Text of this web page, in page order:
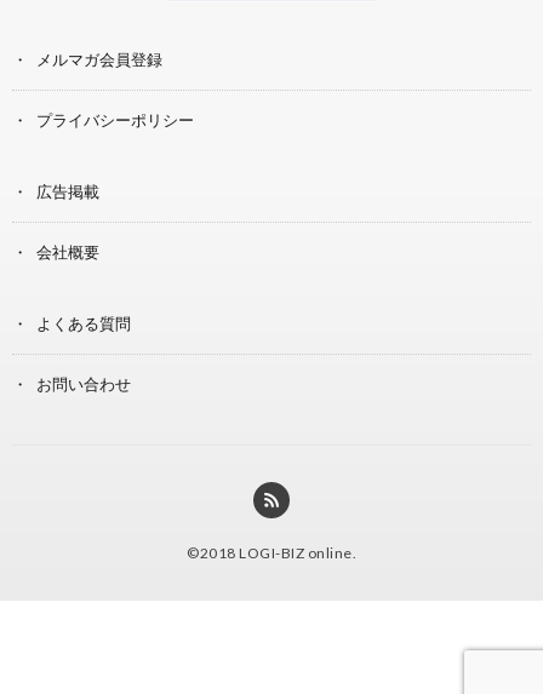
メルマガ会員登録
プライバシーポリシー
広告掲載
会社概要
よくある質問
お問い合わせ
©2018 LOGI-BIZ online